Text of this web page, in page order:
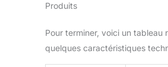
Produits
Pour terminer, voici un tableau
quelques caractéristiques